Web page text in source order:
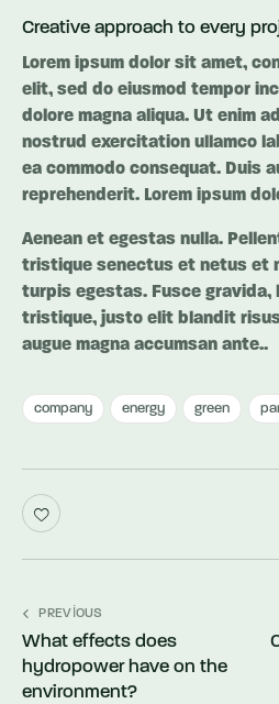
Creative approach to every
Lorem ipsum dolor sit amet,
elit, sed do eiusmod tempor
dolore magna aliqua. Ut enim
nostrud exercitation ullamco
ea commodo consequat. Duis
reprehenderit. Lorem ipsum
Aenean et egestas nulla.
tristique senectus et netus et
turpis egestas. Fusce gravida,
tristique, justo elit blandit
augue magna accumsan ante..
company energy green
Yazı
dolaşımı
PREVIOUS
What effects does
hydropower have on the
environment?